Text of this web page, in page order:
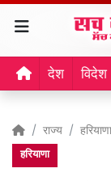
देश विदेश
राज्य हरियाणा
हरियाणा